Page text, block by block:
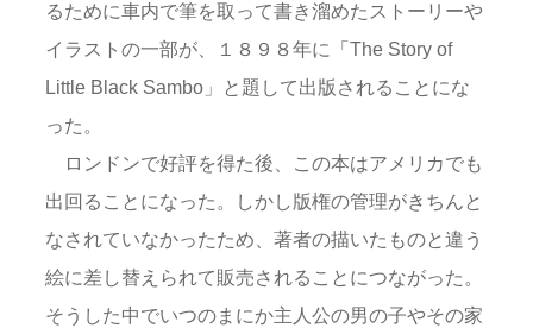
るために車内で筆を取って書き溜めたストーリーや
イラストの一部が、１８９８年に「The Story of
Little Black Sambo」と題して出版されることにな
った。
ロンドンで好評を得た後、この本はアメリカでも
出回ることになった。しかし版権の管理がきちんと
なされていなかったため、著者の描いたものと違う
絵に差し替えられて販売されることにつながった。
そうした中でいつのまにか主人公の男の子やその家